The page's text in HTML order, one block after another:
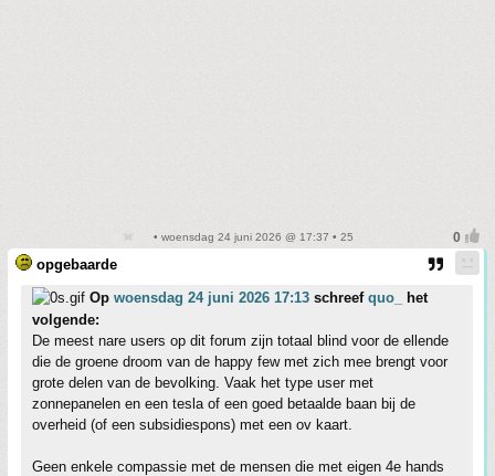
• woensdag 24 juni 2026 @ 17:37 • 25
opgebaarde
Op woensdag 24 juni 2026 17:13 schreef quo_
het
volgende:
De meest nare users op dit forum zijn totaal blind voor de ellende
die de groene droom van de happy few met zich mee brengt voor
grote delen van de bevolking. Vaak het type user met
zonnepanelen en een tesla of een goed betaalde baan bij de
overheid (of een subsidiespons) met een ov kaart.
Geen enkele compassie met de mensen die met eigen 4e hands